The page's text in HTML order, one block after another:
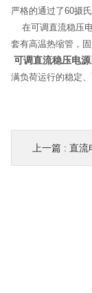
严格的通过了60摄
在可调直流稳压电
套有高温热缩管，
可调直流稳压电源
满负荷运行的稳定
上一篇 : 直流